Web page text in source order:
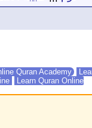
Quran Academy
Learn Quran Online